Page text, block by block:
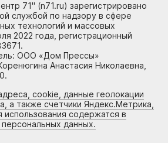
71" (n71.ru) зарегистрировано
службой по надзору в сфере
технологий и массовых
2022 года, регистрационный
ООО «Дом Прессы»
Анастасия Николаевна,
cookie, данные геолокации
а также счетчики Яндекс.Метрика,
содержатся в
данных.